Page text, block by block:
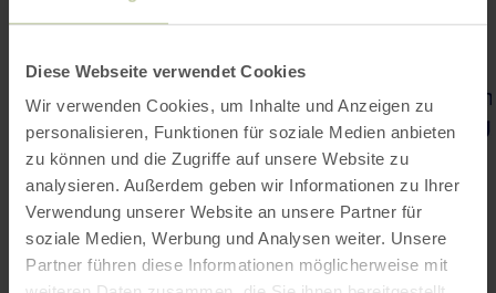
Diese Webseite verwendet Cookies
Wir verwenden Cookies, um Inhalte und Anzeigen zu
personalisieren, Funktionen für soziale Medien anbieten
zu können und die Zugriffe auf unsere Website zu
analysieren. Außerdem geben wir Informationen zu Ihrer
Verwendung unserer Website an unsere Partner für
soziale Medien, Werbung und Analysen weiter. Unsere
Partner führen diese Informationen möglicherweise mit